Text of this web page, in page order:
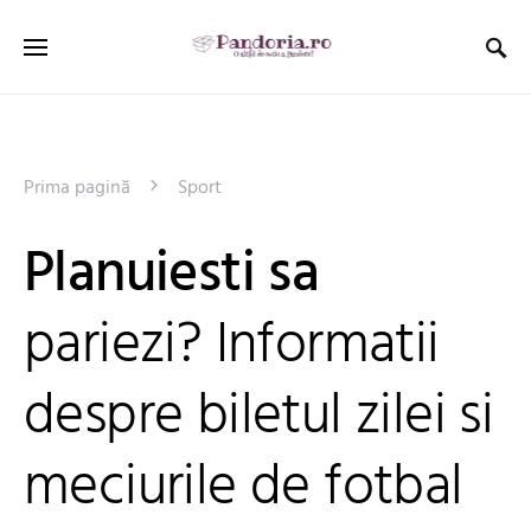
Prima pagină Sport
Planuiesti sa
pariezi? Informatii
despre biletul zilei si
meciurile de fotbal